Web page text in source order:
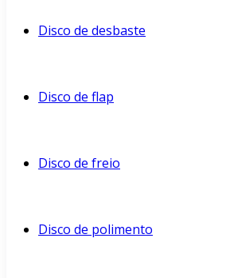
Disco de desbaste
Disco de flap
Disco de freio
Disco de polimento